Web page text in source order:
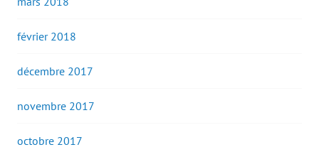
février 2018
décembre 2017
novembre 2017
octobre 2017